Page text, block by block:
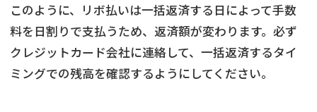
このように、リボ払いは一括返済する日によって手数
料を日割りで支払うため、返済額が変わります。必ず
クレジットカード会社に連絡して、一括返済するタイ
ミングでの残高を確認するようにしてください。